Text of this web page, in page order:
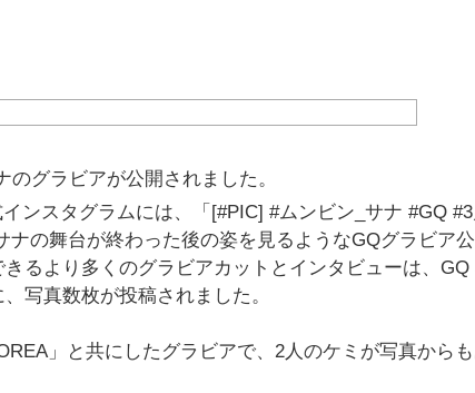
グラビアが公開されました。
ンスタグラムには、「[#PIC] #ムンビン_サナ #GQ
ナの舞台が終わった後の姿を見るようなGQグラビア
るより多くのグラビアカットとインタビューは、GQ
写真数枚が投稿されました。
」と共にしたグラビアで、2人のケミが写真から